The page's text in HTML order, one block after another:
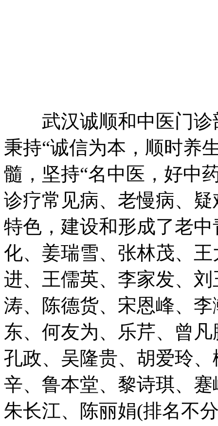
武汉诚顺和中医门诊
秉持“诚信为本，顺时养
髓，坚持“名中医，好中
诊疗常见病、老慢病、
特色，建设和形成了老
化、姜瑞雪、张林茂、
进、王儒英、李家发、
涛、陈德货、宋恩峰、
东、何友为、乐芹、曾
孔政、吴隆贵、胡爱玲
辛、鲁本堂、黎诗琪、
朱长江、陈丽娟(排名不